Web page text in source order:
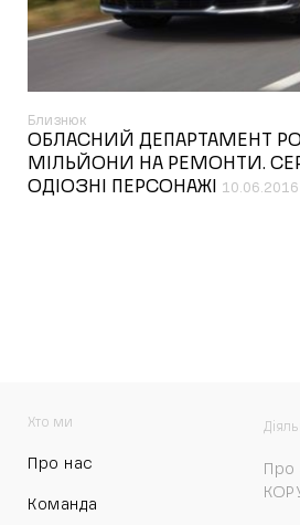
Близнюк
ОБЛАСНИЙ ДЕПАРТАМЕНТ
МІЛЬЙОНИ НА РЕМОНТИ.
ОДІОЗНІ ПЕРСОНАЖІ 10.06.2016
Хто ми
Про нас
Команда
Про